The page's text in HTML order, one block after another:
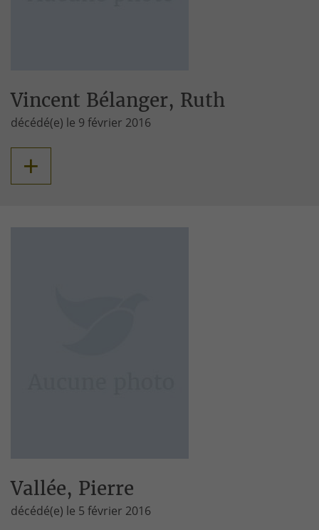
Vincent Bélanger, Ruth
décédé(e) le 9 février 2016
+
Vallée, Pierre
décédé(e) le 5 février 2016